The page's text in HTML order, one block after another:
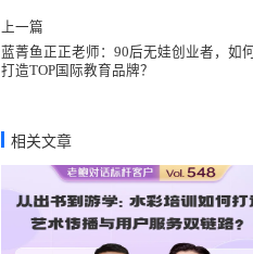
上一篇
蓝菁鱼正正老师：90后无娃创业者，如何
打造TOP国际教育品牌？
相关文章